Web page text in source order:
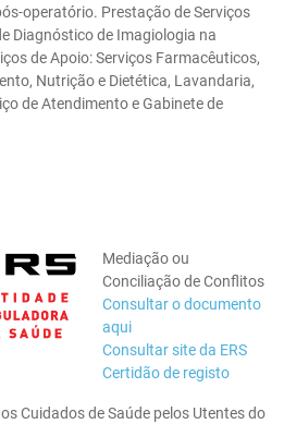
operatório. Prestação de Serviços
Diagnóstico de Imagiologia na
de Apoio: Serviços Farmacêuticos,
Nutrição e Dietética, Lavandaria,
de Atendimento e Gabinete de
Mediação ou
Conciliação de Conflitos
Consultar o documento
aqui
Consultar site da ERS
Certidão de registo
Cuidados de Saúde pelos Utentes do